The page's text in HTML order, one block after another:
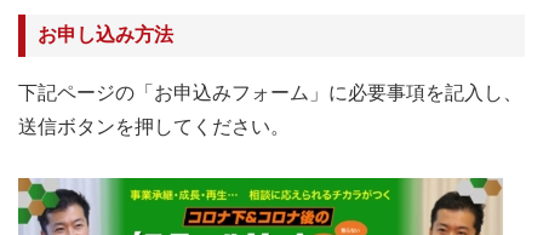
お申し込み方法
下記ページの「お申込みフォーム」に必要事項を記入し、
送信ボタンを押してください。